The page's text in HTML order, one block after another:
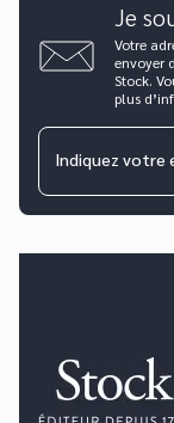
Je
Votre
envoyer
Stock.
plus
Indiquez votre